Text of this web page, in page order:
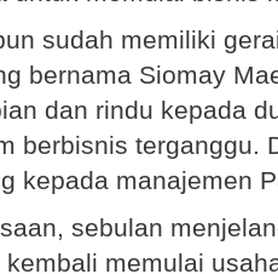
sudah memiliki
bernama Siomay
dan rindu kepada
berbisnis terganggu.
kepada manajemen
sebulan
memulai